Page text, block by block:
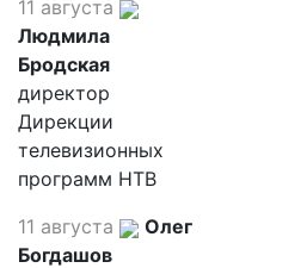
11 августа
Людмила
Бродская
директор
Дирекции
телевизионных
программ НТВ
11 августа
Олег
Богдашов